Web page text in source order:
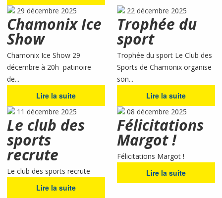
29 décembre 2025
Chamonix Ice
Show
Chamonix Ice Show 29
décembre à 20h patinoire
de...
Lire la suite
22 décembre 2025
Trophée du
sport
Trophée du sport Le Club des
Sports de Chamonix organise
son...
Lire la suite
11 décembre 2025
Le club des
sports
recrute
Le club des sports recrute
Lire la suite
08 décembre 2025
Félicitations
Margot !
Félicitations Margot !
Lire la suite